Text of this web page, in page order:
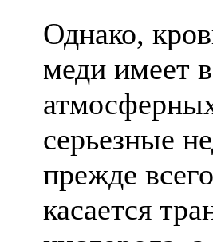
Однако,
меди имеет
серьезные
прежде
касается